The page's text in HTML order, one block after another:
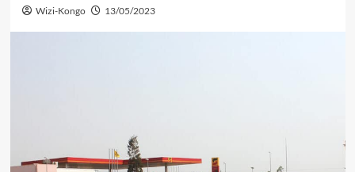
Wizi-Kongo 13/05/2023